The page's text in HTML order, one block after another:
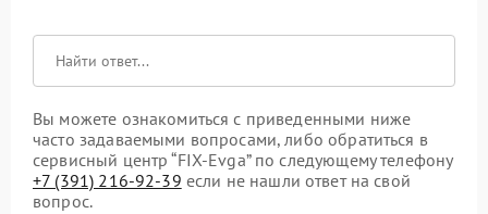
Вы можете ознакомиться с приведенными ниже
часто задаваемыми вопросами, либо обратиться в
сервисный центр “FIX-Evga” по следующему телефону
+7 (391) 216-92-39 если не нашли ответ на свой
вопрос.